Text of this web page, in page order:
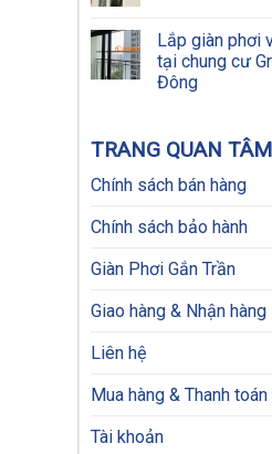
Lắp giàn phơi
tại chung cư
Đông
TRANG QUAN TÂM
Chính sách bán hàng
Chính sách bảo hành
Giàn Phơi Gắn Trần
Giao hàng & Nhận hàng
Liên hệ
Mua hàng & Thanh toán
Tài khoản